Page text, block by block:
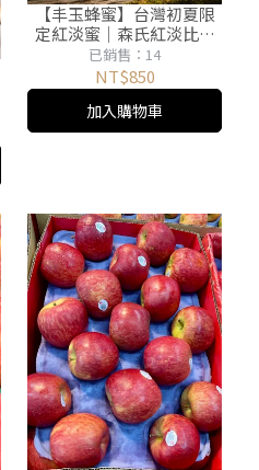
【丰玉蜂蜜】台灣初夏限
定紅淡蜜｜森氏紅淡比花
蜜．琥珀醇香酸甜喉韻長
｜100%國產純蜜
已銷售：14
NT$850
加入購物車